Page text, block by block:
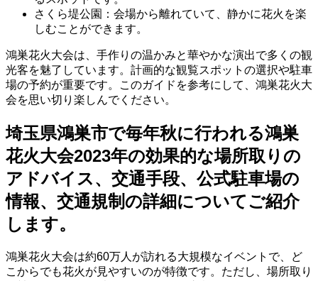
さくら堤公園：会場から離れていて、静かに花火を楽
しむことができます。
鴻巣花火大会は、手作りの温かみと華やかな演出で多くの観
光客を魅了しています。計画的な観覧スポットの選択や駐車
場の予約が重要です。このガイドを参考にして、鴻巣花火大
会を思い切り楽しんでください。
埼玉県鴻巣市で毎年秋に行われる鴻巣
花火大会2023年の効果的な場所取りの
アドバイス、交通手段、公式駐車場の
情報、交通規制の詳細についてご紹介
します。
鴻巣花火大会は約60万人が訪れる大規模なイベントで、ど
こからでも花火が見やすいのが特徴です。ただし、場所取り